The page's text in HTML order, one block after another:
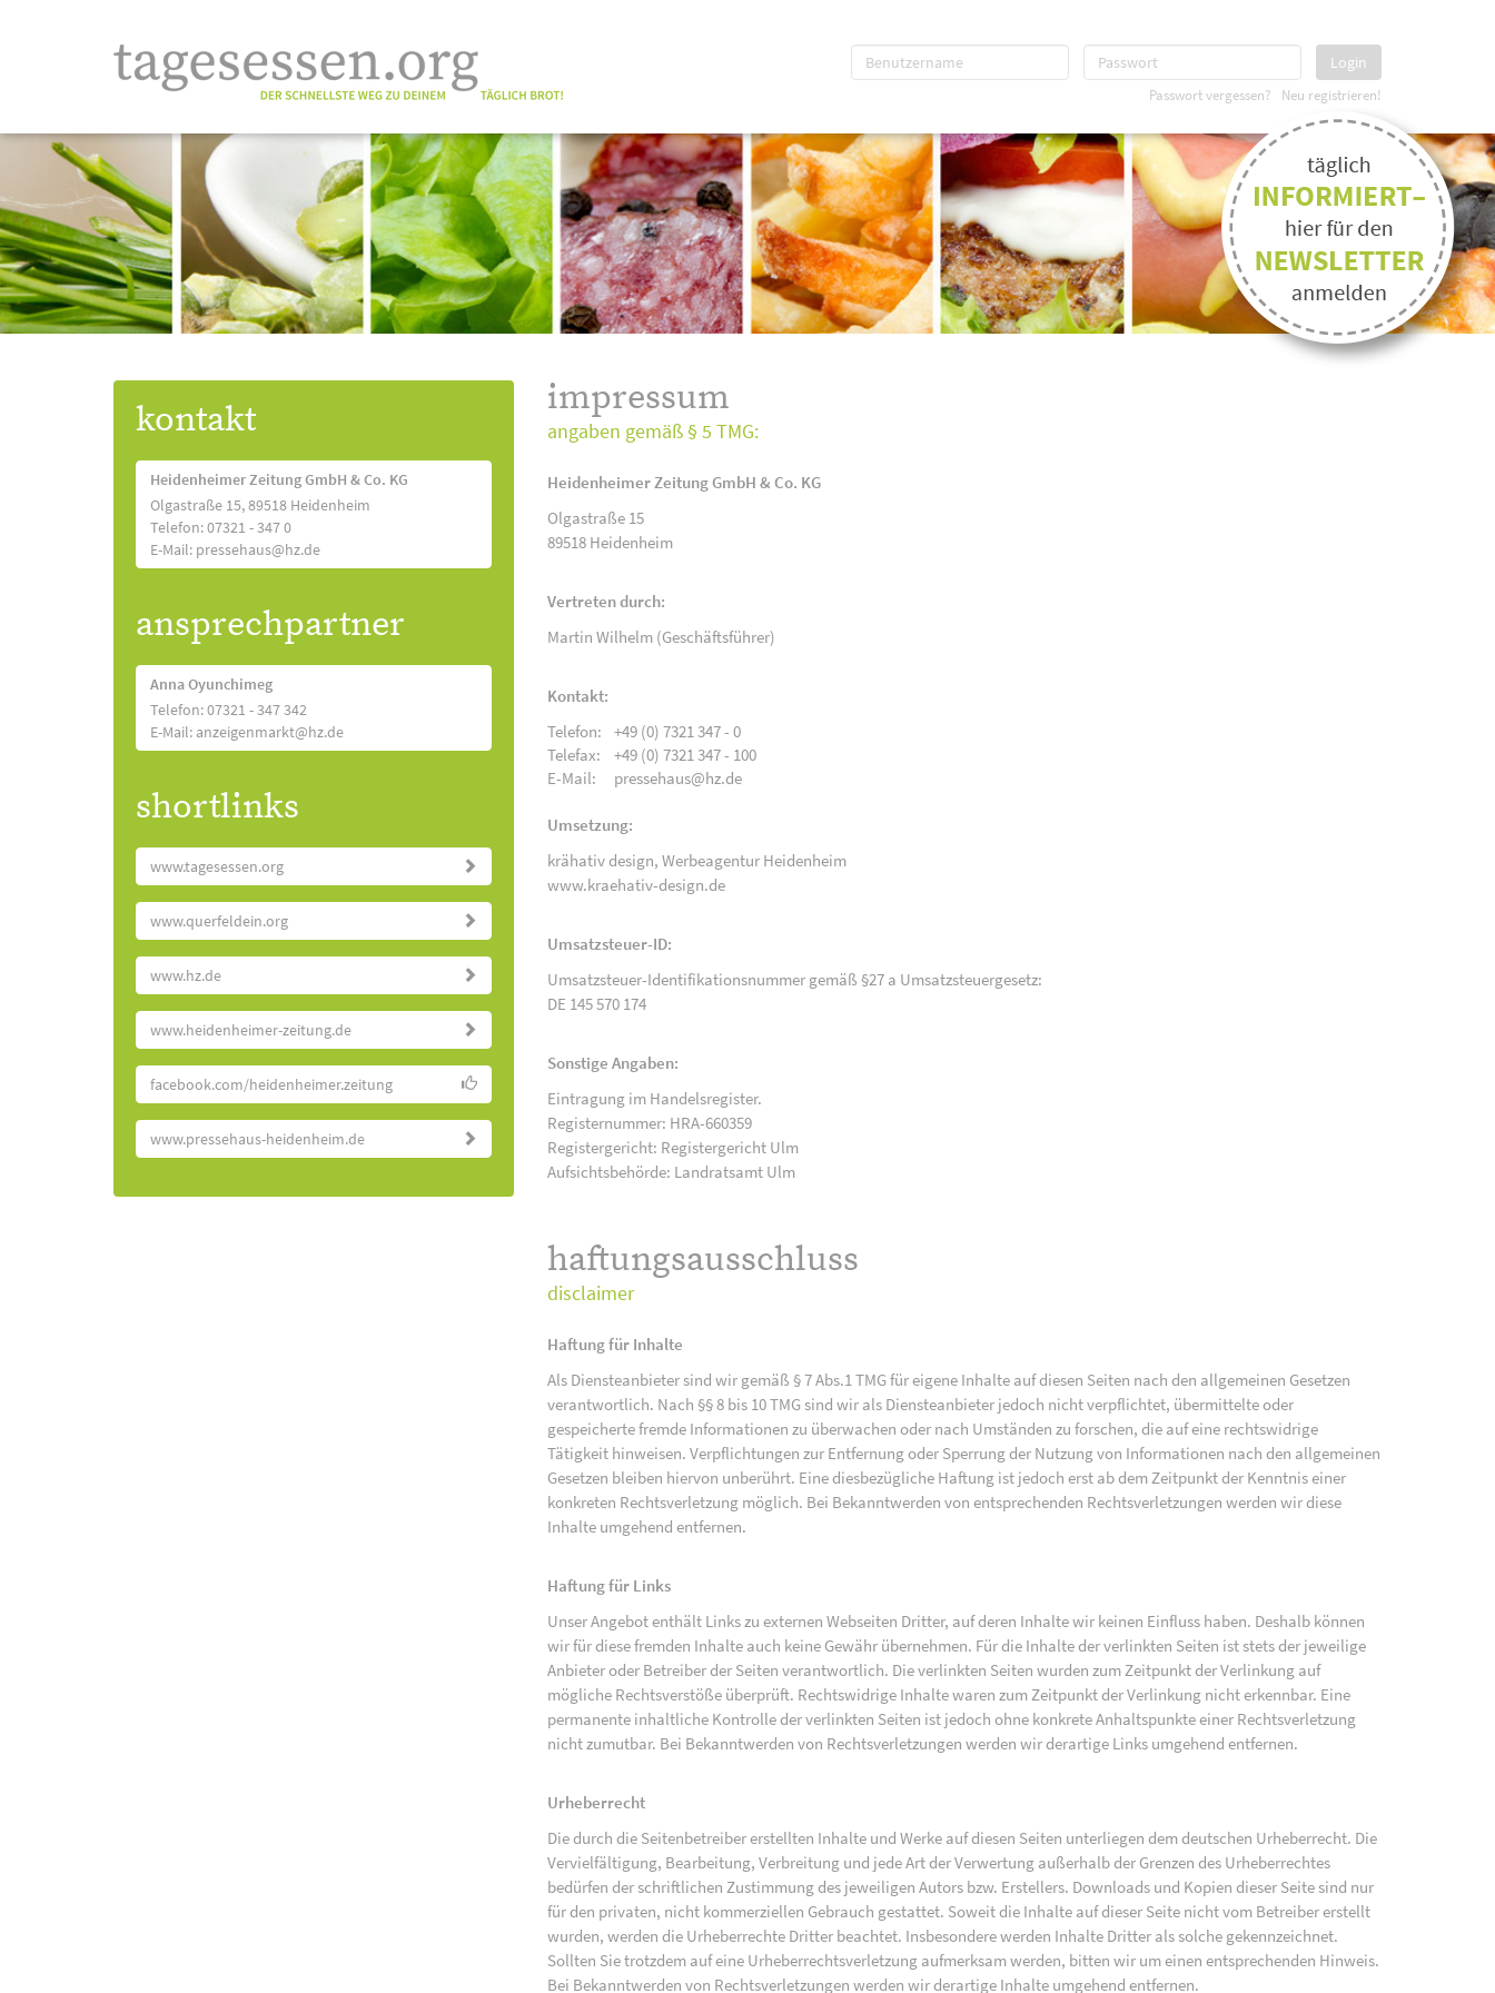
Login
Passwort vergessen? Neu registrieren!
kontakt
Heidenheimer Zeitung GmbH & Co. KG
Olgastraße 15, 89518 Heidenheim
Telefon: 07321 - 347 0
E-Mail: pressehaus@hz.de
ansprechpartner
Anna Oyunchimeg
Telefon: 07321 - 347 342
E-Mail: anzeigenmarkt@hz.de
shortlinks
www.tagesessen.org
www.querfeldein.org
www.hz.de
www.heidenheimer-zeitung.de
facebook.com/heidenheimer.zeitung
www.pressehaus-heidenheim.de
impressum
angaben gemäß § 5 TMG:
Heidenheimer Zeitung GmbH & Co. KG
Olgastraße 15
89518 Heidenheim
Vertreten durch:
Martin Wilhelm (Geschäftsführer)
Kontakt:
Telefon:
+49 (0) 7321 347 - 0
Telefax:
+49 (0) 7321 347 - 100
E-Mail:
pressehaus@hz.de
Umsetzung:
krähativ design, Werbeagentur Heidenheim
www.kraehativ-design.de
Umsatzsteuer-ID:
Umsatzsteuer-Identifikationsnummer gemäß §27 a Umsatzsteuergesetz:
DE 145 570 174
Sonstige Angaben:
Eintragung im Handelsregister.
Registernummer: HRA-660359
Registergericht: Registergericht Ulm
Aufsichtsbehörde: Landratsamt Ulm
haftungsausschluss
disclaimer
Haftung für Inhalte
Als Diensteanbieter sind wir gemäß § 7 Abs.1 TMG für eigene Inhalte auf diesen Seiten nach den allgemeinen Gesetzen
verantwortlich. Nach §§ 8 bis 10 TMG sind wir als Diensteanbieter jedoch nicht verpflichtet, übermittelte oder
gespeicherte fremde Informationen zu überwachen oder nach Umständen zu forschen, die auf eine rechtswidrige
Tätigkeit hinweisen. Verpflichtungen zur Entfernung oder Sperrung der Nutzung von Informationen nach den allgemeinen
Gesetzen bleiben hiervon unberührt. Eine diesbezügliche Haftung ist jedoch erst ab dem Zeitpunkt der Kenntnis einer
konkreten Rechtsverletzung möglich. Bei Bekanntwerden von entsprechenden Rechtsverletzungen werden wir diese
Inhalte umgehend entfernen.
Haftung für Links
Unser Angebot enthält Links zu externen Webseiten Dritter, auf deren Inhalte wir keinen Einfluss haben. Deshalb können
wir für diese fremden Inhalte auch keine Gewähr übernehmen. Für die Inhalte der verlinkten Seiten ist stets der jeweilige
Anbieter oder Betreiber der Seiten verantwortlich. Die verlinkten Seiten wurden zum Zeitpunkt der Verlinkung auf
mögliche Rechtsverstöße überprüft. Rechtswidrige Inhalte waren zum Zeitpunkt der Verlinkung nicht erkennbar. Eine
permanente inhaltliche Kontrolle der verlinkten Seiten ist jedoch ohne konkrete Anhaltspunkte einer Rechtsverletzung
nicht zumutbar. Bei Bekanntwerden von Rechtsverletzungen werden wir derartige Links umgehend entfernen.
Urheberrecht
Die durch die Seitenbetreiber erstellten Inhalte und Werke auf diesen Seiten unterliegen dem deutschen Urheberrecht. Die
Vervielfältigung, Bearbeitung, Verbreitung und jede Art der Verwertung außerhalb der Grenzen des Urheberrechtes
bedürfen der schriftlichen Zustimmung des jeweiligen Autors bzw. Erstellers. Downloads und Kopien dieser Seite sind nur
für den privaten, nicht kommerziellen Gebrauch gestattet. Soweit die Inhalte auf dieser Seite nicht vom Betreiber erstellt
wurden, werden die Urheberrechte Dritter beachtet. Insbesondere werden Inhalte Dritter als solche gekennzeichnet.
Sollten Sie trotzdem auf eine Urheberrechtsverletzung aufmerksam werden, bitten wir um einen entsprechenden Hinweis.
Bei Bekanntwerden von Rechtsverletzungen werden wir derartige Inhalte umgehend entfernen.